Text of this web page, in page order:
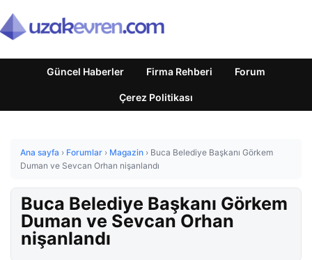
Güncel Haberler Firma Rehberi Forum
Çerez Politikası
Ana sayfa › Forumlar › Magazin › Buca Belediye Başkanı Görkem
Duman ve Sevcan Orhan nişanlandı
Buca Belediye Başkanı Görkem
Duman ve Sevcan Orhan
nişanlandı